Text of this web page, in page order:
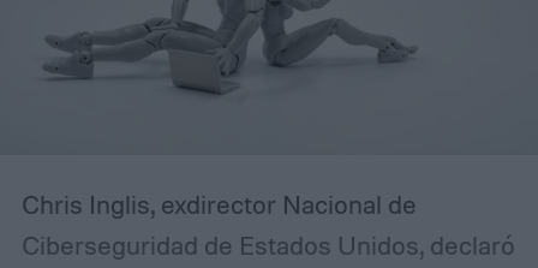
Chris Inglis, exdirector Nacional de
Ciberseguridad de Estados Unidos, declaró